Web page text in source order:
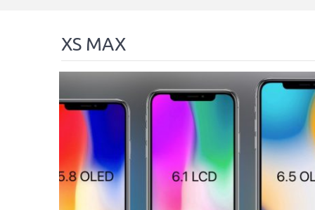
XS MAX